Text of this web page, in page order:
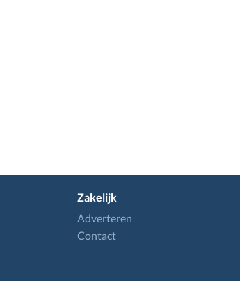
Zakelijk
Adverteren
Contact